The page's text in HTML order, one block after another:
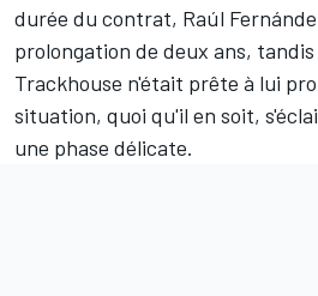
durée du contrat, Raúl
prolongation de deux ans,
Trackhouse n'était prête à lui
situation, quoi qu'il en soit,
une phase délicate.